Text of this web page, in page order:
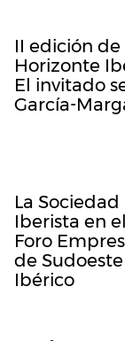
II edición de
Horizonte
El invitado
García-
La Sociedad
Iberista en
Foro
de Sudoeste
Ibérico